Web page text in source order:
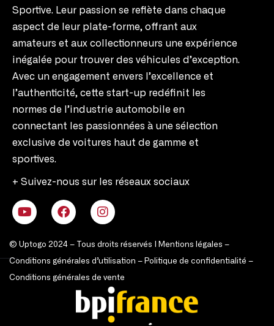
Sportive. Leur passion se reflète dans chaque
aspect de leur plate-forme, offrant aux
amateurs et aux collectionneurs une expérience
inégalée pour trouver des véhicules d’exception.
Avec un engagement envers l’excellence et
l’authenticité, cette start-up redéfinit les
normes de l’industrie automobile en
connectant les passionnées à une sélection
exclusive de voitures haut de gamme et
sportives.
+ Suivez-nous sur les réseaux sociaux
© Uptogo 2024 – Tous droits réservés | Mentions légales –
Conditions générales d’utilisation – Politique de confidentialité –
Conditions générales de vente